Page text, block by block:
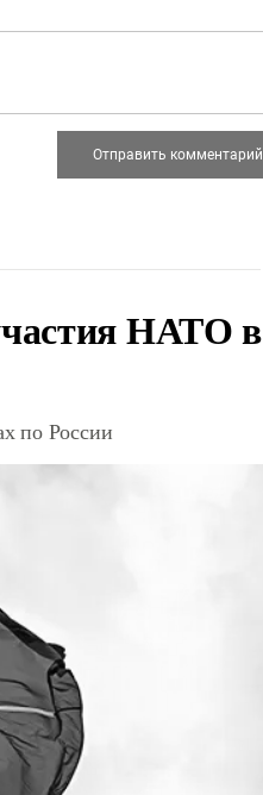
НАТО в
по России